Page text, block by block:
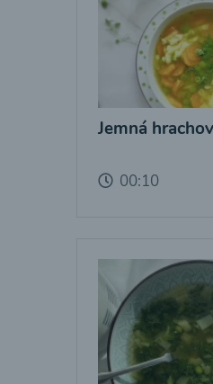
Jemná
00:10